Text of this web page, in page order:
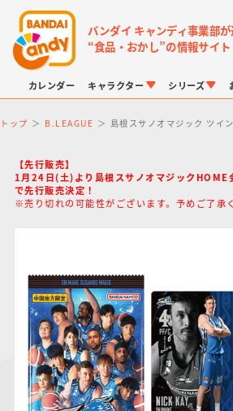
バンダイ キャンディ事業部
“食品・おかし”の情報サイト
カレンダー キャラクター
仮面ライダーシリー
ズ
ガンダムシリーズ
シリーズ
キャラパキ
にふぉるめーしょん
＆スクエアシール
トップ B.LEAGUE 島根スサノオマジック ツ
【先行販売】
1月24日(土)より島根スサノオマジックHOME
で先行販売決定！
※売り切れの可能性がございます。予めご了承